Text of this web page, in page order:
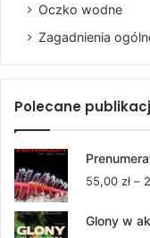
Oczko wodne
Zagadnienia
Polecane
55,00 zł –
Glony w